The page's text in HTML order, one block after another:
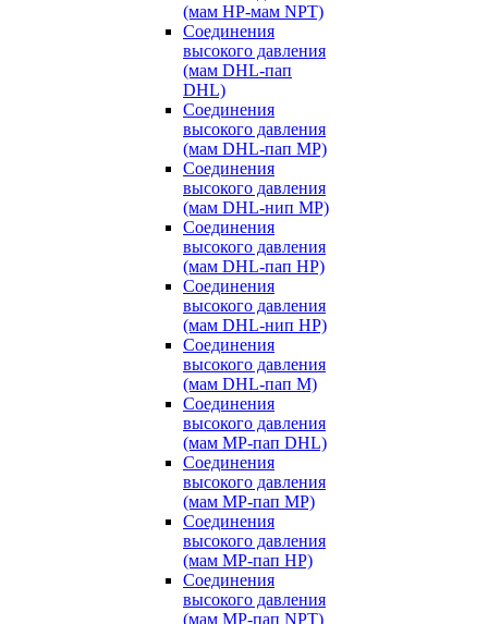
(мам HP-мам NPT)
Соединения
высокого давления
(мам DHL-пап
DHL)
Соединения
высокого давления
(мам DHL-пап MP)
Соединения
высокого давления
(мам DHL-нип MP)
Соединения
высокого давления
(мам DHL-пап HP)
Соединения
высокого давления
(мам DHL-нип HP)
Соединения
высокого давления
(мам DHL-пап M)
Соединения
высокого давления
(мам MP-пап DHL)
Соединения
высокого давления
(мам MP-пап MP)
Соединения
высокого давления
(мам MP-пап HP)
Соединения
высокого давления
(мам MP-пап NPT)